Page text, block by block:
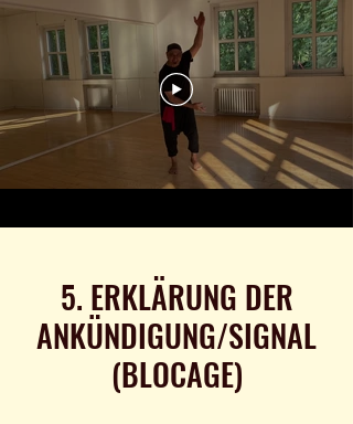
5. ERKLÄRUNG DER
ANKÜNDIGUNG/SIGNAL
(BLOCAGE)